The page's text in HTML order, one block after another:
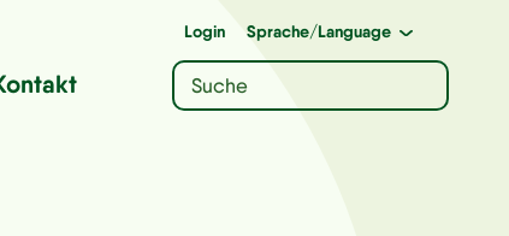
Login Sprache/Language